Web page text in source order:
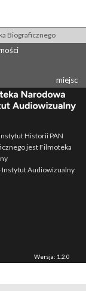
Biograficznego
miejsc
Historii PAN
jest Filmoteka
Audiowizualny
Wersja: 1.2.0